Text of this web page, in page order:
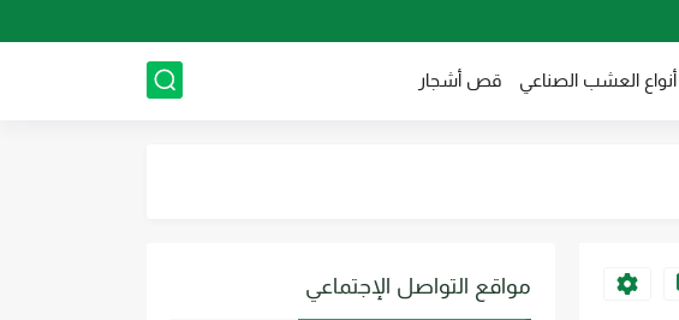
أنواع العشب الصناعي قص أشجار
مواقع التواصل الإجتماعي